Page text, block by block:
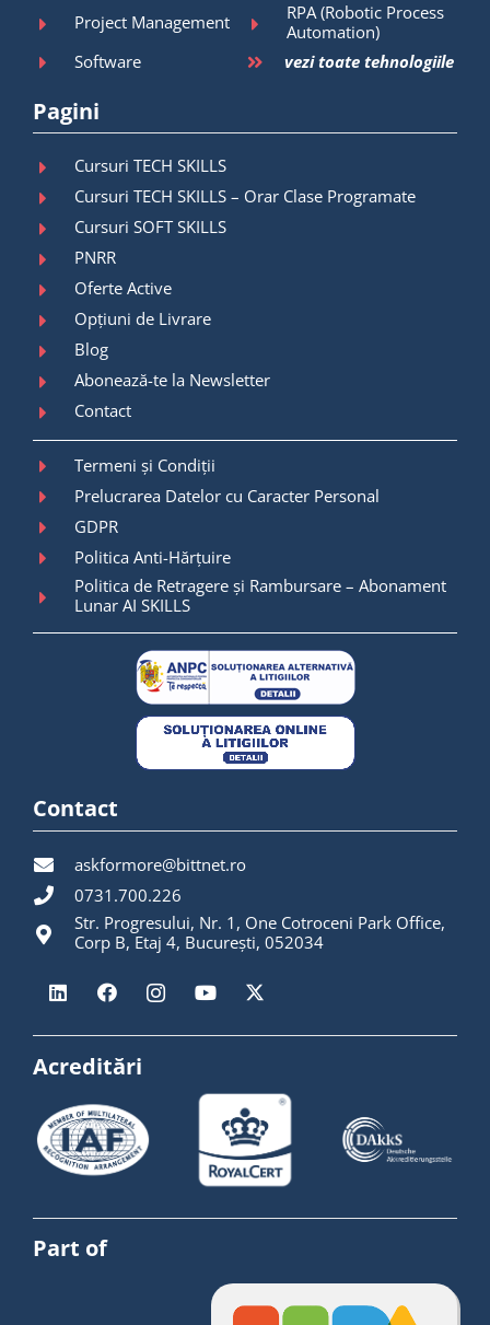
Project Management
RPA (Robotic Process
Automation)
Software
vezi toate tehnologiile
Pagini
Cursuri TECH SKILLS
Cursuri TECH SKILLS – Orar Clase Programate
Cursuri SOFT SKILLS
PNRR
Oferte Active
Opțiuni de Livrare
Blog
Abonează-te la Newsletter
Contact
Termeni și Condiții
Prelucrarea Datelor cu Caracter Personal
GDPR
Politica Anti-Hărțuire
Politica de Retragere și Rambursare – Abonament
Lunar AI SKILLS
Contact
askformore@bittnet.ro
0731.700.226
Str. Progresului, Nr. 1, One Cotroceni Park Office,
Corp B, Etaj 4, București, 052034
Acreditări
Part of